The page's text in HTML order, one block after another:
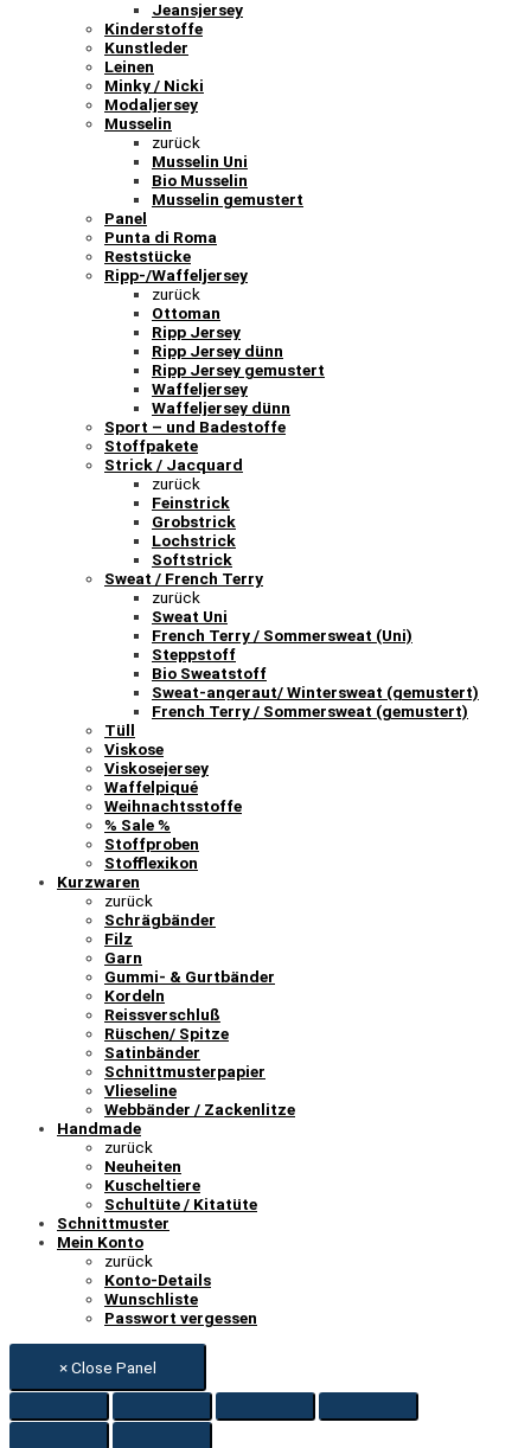
Jeansjersey
Kinderstoffe
Kunstleder
Leinen
Minky / Nicki
Modaljersey
Musselin
zurück
Musselin Uni
Bio Musselin
Musselin gemustert
Panel
Punta di Roma
Reststücke
Ripp-/Waffeljersey
zurück
Ottoman
Ripp Jersey
Ripp Jersey dünn
Ripp Jersey gemustert
Waffeljersey
Waffeljersey dünn
Sport – und Badestoffe
Stoffpakete
Strick / Jacquard
zurück
Feinstrick
Grobstrick
Lochstrick
Softstrick
Sweat / French Terry
zurück
Sweat Uni
French Terry / Sommersweat (Uni)
Steppstoff
Bio Sweatstoff
Sweat-angeraut/ Wintersweat (gemustert)
French Terry / Sommersweat (gemustert)
Tüll
Viskose
Viskosejersey
Waffelpiqué
Weihnachtsstoffe
% Sale %
Stoffproben
Stofflexikon
Kurzwaren
zurück
Schrägbänder
Filz
Garn
Gummi- & Gurtbänder
Kordeln
Reissverschluß
Rüschen/ Spitze
Satinbänder
Schnittmusterpapier
Vlieseline
Webbänder / Zackenlitze
Handmade
zurück
Neuheiten
Kuscheltiere
Schultüte / Kitatüte
Schnittmuster
Mein Konto
zurück
Konto-Details
Wunschliste
Passwort vergessen
× Close Panel